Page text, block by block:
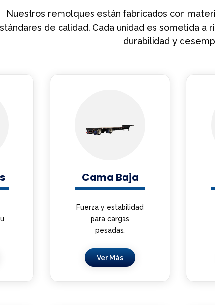
Nuestros remolques están fabricados con
de calidad. Cada unidad es sometida a
durabilidad y
Cama Baja
Fuerza y estabilidad
para cargas
pesadas.
Ver Más